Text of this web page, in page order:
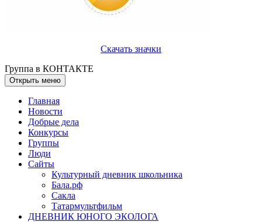
Скачать значки
Группа в КОНТАКТЕ
Открыть меню
Главная
Новости
Добрые дела
Конкурсы
Группы
Люди
Сайты
Культурный дневник школьника
Бала.рф
Сакла
Татармультфильм
ДНЕВНИК ЮНОГО ЭКОЛОГА